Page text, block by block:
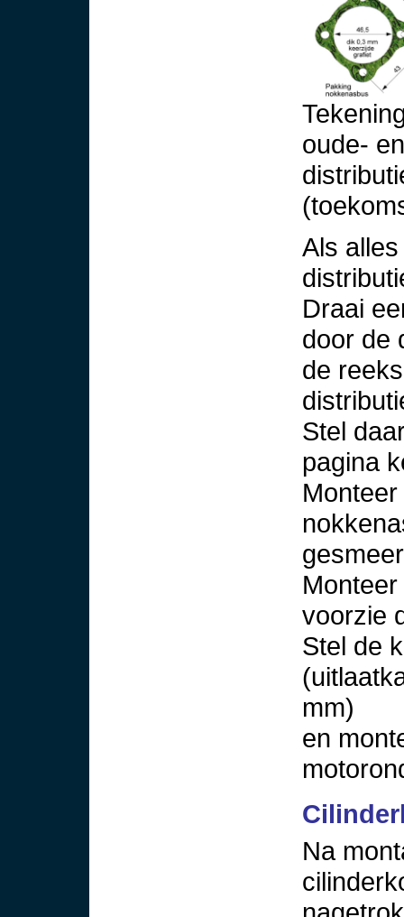
oude-
Als
Draai
door de
de
Stel
pagina
voorzie
Stel de
mm)
en
Na